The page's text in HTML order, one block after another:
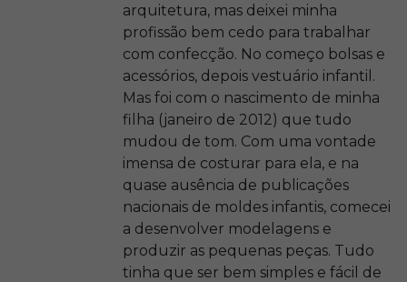
arquitetura, mas deixei minha
profissão bem cedo para trabalhar
com confecção. No começo bolsas e
acessórios, depois vestuário infantil.
Mas foi com o nascimento de minha
filha (janeiro de 2012) que tudo
mudou de tom. Com uma vontade
imensa de costurar para ela, e na
quase ausência de publicações
nacionais de moldes infantis, comecei
a desenvolver modelagens e
produzir as pequenas peças. Tudo
tinha que ser bem simples e fácil de